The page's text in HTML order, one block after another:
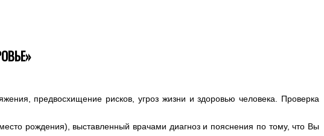
предвосхищение рисков, угроз жизни и здоровью человека. Проверка
рождения), выставленный врачами диагноз и пояснения по тому, что Вы